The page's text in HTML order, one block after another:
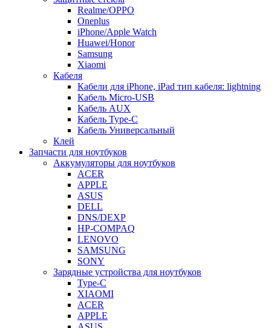
Realme/OPPO
Oneplus
iPhone/Apple Watch
Huawei/Honor
Samsung
Xiaomi
Кабеля
Кабели для iPhone, iPad тип кабеля: lightning
Кабель Micro-USB
Кабель AUX
Кабель Type-C
Кабель Универсальный
Клей
Запчасти для ноутбуков
Аккумуляторы для ноутбуков
ACER
APPLE
ASUS
DELL
DNS/DEXP
HP-COMPAQ
LENOVO
SAMSUNG
SONY
Зарядные устройства для ноутбуков
Type-C
XIAOMI
ACER
APPLE